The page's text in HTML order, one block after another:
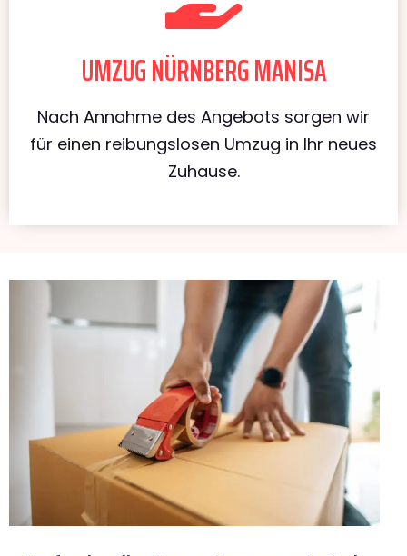
UMZUG NÜRNBERG MANISA
Nach Annahme des Angebots sorgen wir
für einen reibungslosen Umzug in Ihr neues
Zuhause.